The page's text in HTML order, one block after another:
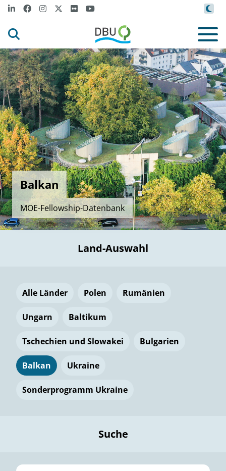
Balkan
MOE-Fellowship-Datenbank
Land-Auswahl
Alle Länder Polen Rumänien
Ungarn Baltikum
Tschechien und Slowakei Bulgarien
Balkan Ukraine
Sonderprogramm Ukraine
Suche